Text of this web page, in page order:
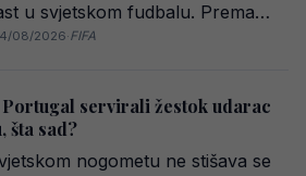
u svjetskom fudbalu. Prema…
08/2026·FIFA
Portugal servirali žestok udarac
šta sad?
nogometu ne stišava se